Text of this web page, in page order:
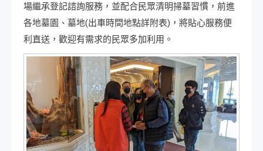
場繼承登記諮詢服務，並配合民眾清明掃墓習慣，前進
各地墓園、墓地(出車時間地點詳附表)，將貼心服務便
利直送，歡迎有需求的民眾多加利用。